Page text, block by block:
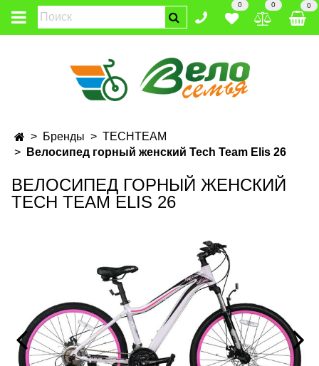
0 0 0
Бренды
TECHTEAM
Велосипед горный женский Tech Team Elis 26
ВЕЛОСИПЕД ГОРНЫЙ ЖЕНСКИЙ
TECH TEAM ELIS 26